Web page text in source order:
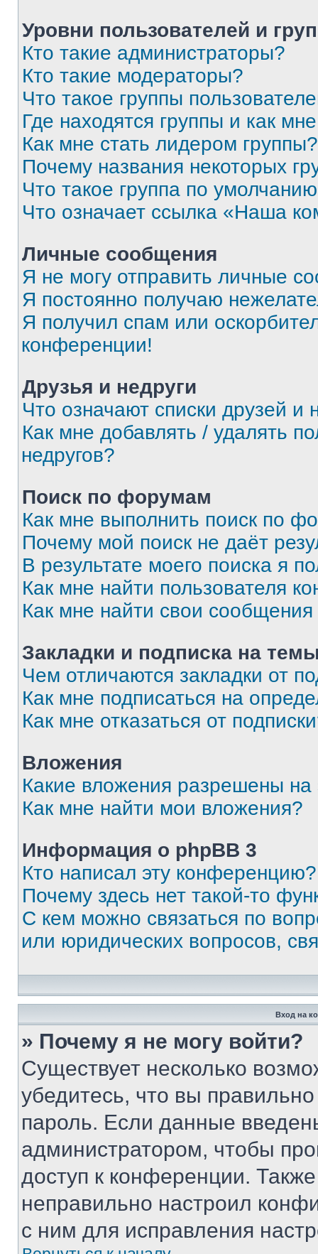
Уровни пользователей и
Кто такие администраторы?
Кто такие модераторы?
Что такое группы
Где находятся группы и как
Как мне стать лидером группы?
Почему названия некоторых
Что такое группа по
Что означает ссылка «Наша
Личные сообщения
Я не могу отправить личные
Я постоянно получаю
Я получил спам или
конференции!
Друзья и недруги
Что означают списки друзей и
Как мне добавлять / удалять
недругов?
Поиск по форумам
Как мне выполнить поиск по
Почему мой поиск не даёт
В результате моего поиска я
Как мне найти пользователя
Как мне найти свои
Закладки и подписка на
Чем отличаются закладки от
Как мне подписаться на
Как мне отказаться от
Вложения
Какие вложения разрешены
Как мне найти мои вложения?
Информация о phpBB 3
Кто написал эту конференцию?
Почему здесь нет такой-то
С кем можно связаться по
или юридических вопросов,
Вход на
» Почему я не могу войти?
Существует несколько
убедитесь, что вы
пароль. Если данные
администратором, чтобы
доступ к конференции.
неправильно настроил
с ним для исправления